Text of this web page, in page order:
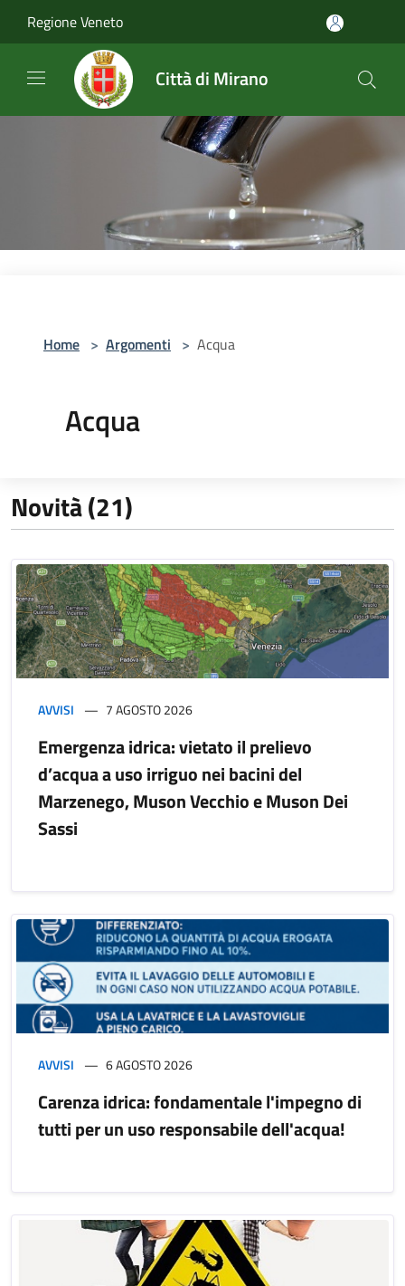
Regione Veneto
Città di Mirano
Home > Argomenti > Acqua
Acqua
Novità (21)
AVVISI 7 AGOSTO 2026
Emergenza idrica: vietato il prelievo
d’acqua a uso irriguo nei bacini del
Marzenego, Muson Vecchio e Muson Dei
Sassi
AVVISI 6 AGOSTO 2026
Carenza idrica: fondamentale l'impegno di
tutti per un uso responsabile dell'acqua!